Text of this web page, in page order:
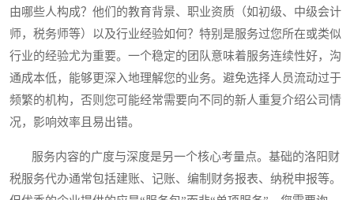
由哪些人构成？他们的教育背景、职业资质（如初级、中级会计
师，税务师等）以及行业经验如何？特别是服务过您所在或类似
行业的经验尤为重要。一个稳定的团队意味着服务连续性好，沟
通成本低，能够更深入地理解您的业务。避免选择人员流动过于
频繁的机构，否则您可能经常需要向不同的新人重复介绍公司情
况，影响效率且易出错。
服务内容的广度与深度是另一个核心考量点。基础的洛阳财
税服务代办通常包括建账、记账、编制财务报表、纳税申报等。